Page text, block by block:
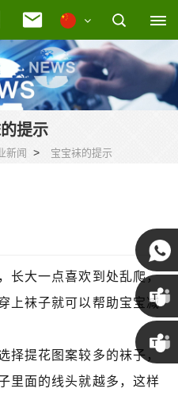
提示
新闻 > 宝宝袜的提示
长大一点喜欢到处乱爬，
上袜子就可以帮助宝宝减
择提花图案较多的袜子，
里面的线头就越多，这样
Susan
琳达